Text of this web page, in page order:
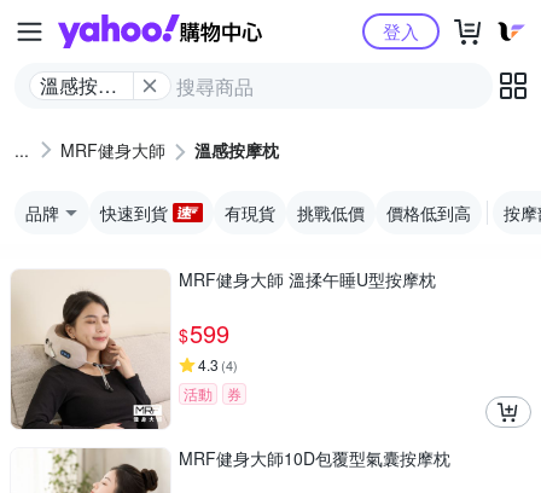
Yahoo購物中心
溫感按摩
登入
MRF健身大師 溫感按摩枕
品牌 快速到貨 有現貨 挑戰低價 價格低到高 按
MRF健身大師 溫揉午睡U型按摩枕
$599
4.3 (4)
活動 券
MRF健身大師10D包覆型氣囊按摩枕